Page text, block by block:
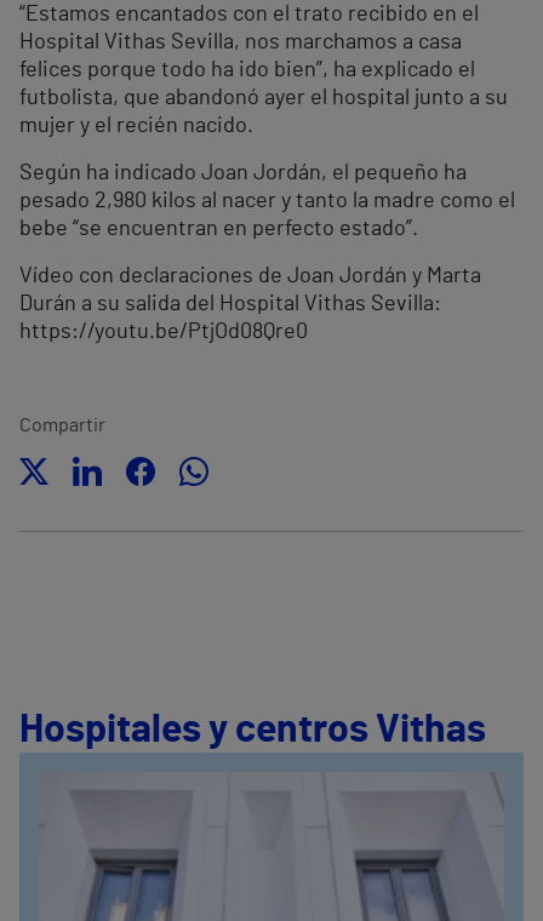
“Estamos encantados con el trato recibido en el
Hospital Vithas Sevilla, nos marchamos a casa
felices porque todo ha ido bien”, ha explicado el
futbolista, que abandonó ayer el hospital junto a su
mujer y el recién nacido.
Según ha indicado Joan Jordán, el pequeño ha
pesado 2,980 kilos al nacer y tanto la madre como el
bebe “se encuentran en perfecto estado”.
Vídeo con declaraciones de Joan Jordán y Marta
Durán a su salida del Hospital Vithas Sevilla:
https://youtu.be/PtjOd08Qre0
Compartir
Hospitales y centros Vithas